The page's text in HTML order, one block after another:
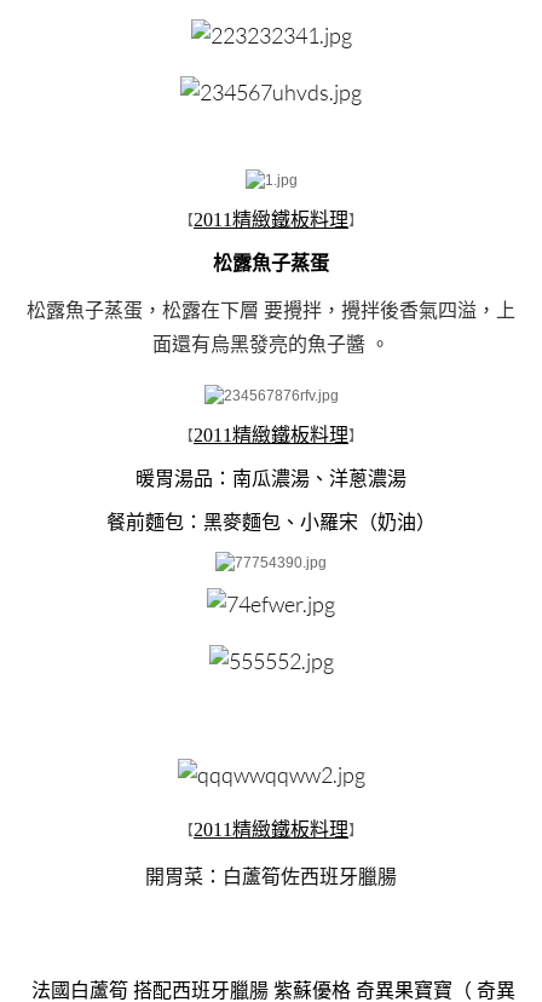
【2011精緻鐵板料理】
松露魚子蒸蛋
松露魚子蒸蛋，松露在下層 要攪拌，攪拌後香氣四溢，上
面還有烏黑發亮的魚子醬 。
【2011精緻鐵板料理】
暖胃湯品：南瓜濃湯、洋蔥濃湯
餐前麵包：黑麥麵包、小羅宋（奶油）
【2011精緻鐵板料理】
開胃菜： 白蘆筍佐西班牙臘腸
法國白蘆筍 搭配西班牙臘腸 紫蘇優格 奇異果寶寶（ 奇異